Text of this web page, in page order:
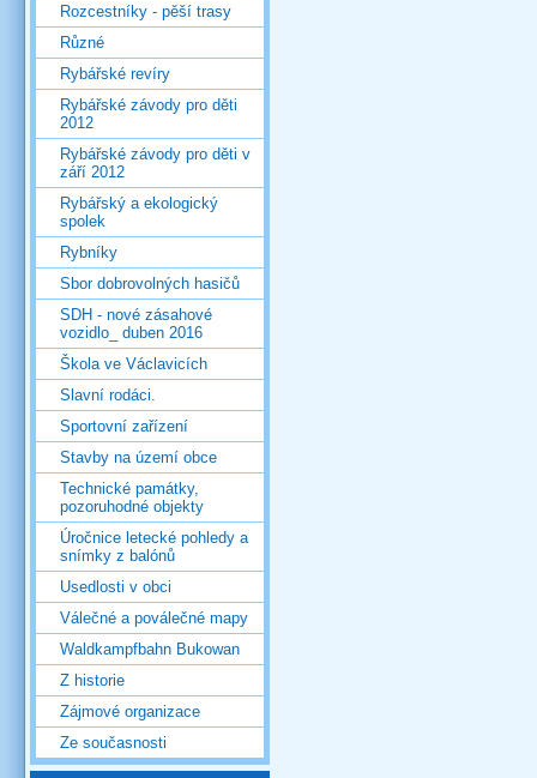
Rozcestníky - pěší trasy
Různé
Rybářské revíry
Rybářské závody pro děti
2012
Rybářské závody pro děti v
září 2012
Rybářský a ekologický
spolek
Rybníky
Sbor dobrovolných hasičů
SDH - nové zásahové
vozidlo_ duben 2016
Škola ve Václavicích
Slavní rodáci.
Sportovní zařízení
Stavby na území obce
Technické památky,
pozoruhodné objekty
Úročnice letecké pohledy a
snímky z balónů
Usedlosti v obci
Válečné a poválečné mapy
Waldkampfbahn Bukowan
Z historie
Zájmové organizace
Ze současnosti